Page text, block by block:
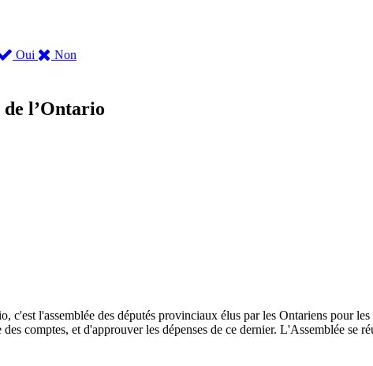
Oui ,
été
Non
m’a
de l’Ontario
c'est l'assemblée des députés provinciaux élus par les Ontariens pour
comptes, et d'approuver les dépenses de ce dernier. L'Assemblée